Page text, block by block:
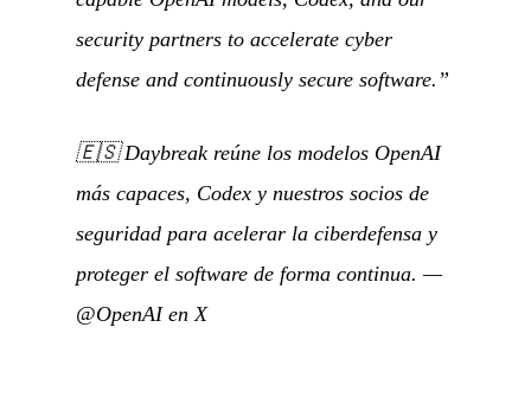
security partners to accelerate cyber
defense and continuously secure software.”
🇪🇸Daybreak reúne los modelos OpenAI
más capaces, Codex y nuestros socios de
seguridad para acelerar la ciberdefensa y
proteger el software de forma continua. —
@OpenAI en X